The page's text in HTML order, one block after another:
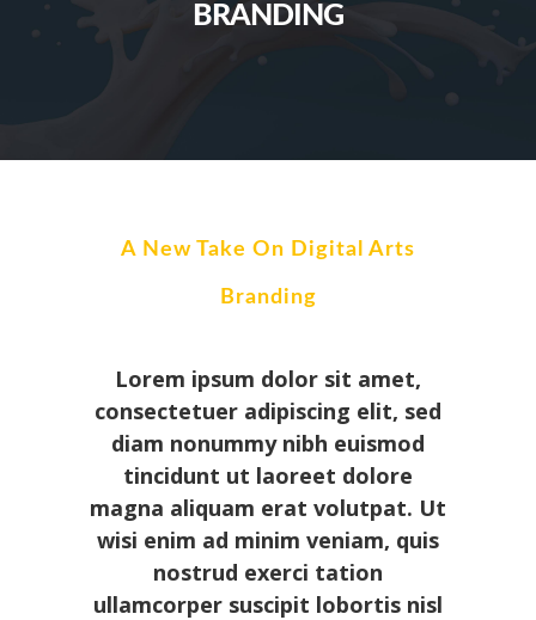
BRANDING
A New Take On Digital Arts
Branding
Lorem ipsum dolor sit amet,
consectetuer adipiscing elit, sed
diam nonummy nibh euismod
tincidunt ut laoreet dolore
magna aliquam erat volutpat. Ut
wisi enim ad minim veniam, quis
nostrud exerci tation
ullamcorper suscipit lobortis nisl